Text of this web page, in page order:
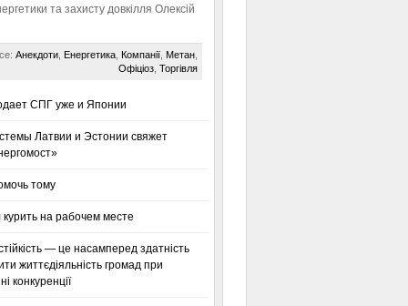
та захисту довкілля Олексій
Анекдоти, Енергетика, Компанії, Метан,
Офіціоз, Торгівля
СПГ уже и Японии
Латвии и Эстонии свяжет
тому
на рабочем месте
— це насамперед здатність
життєдіяльність громад при
конкуренції